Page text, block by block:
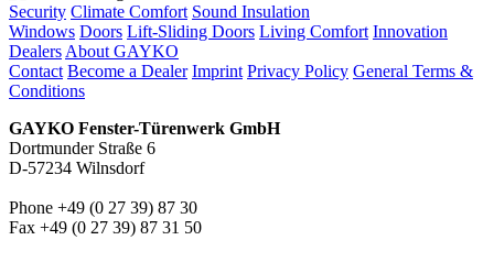
Security Climate Comfort Sound Insulation
Windows Doors Lift-Sliding Doors Living Comfort Innovation
Dealers About GAYKO
Contact Become a Dealer Imprint Privacy Policy General Terms &
Conditions
GAYKO Fenster-Türenwerk GmbH
Dortmunder Straße 6
D-57234 Wilnsdorf
Phone +49 (0 27 39) 87 30
Fax +49 (0 27 39) 87 31 50